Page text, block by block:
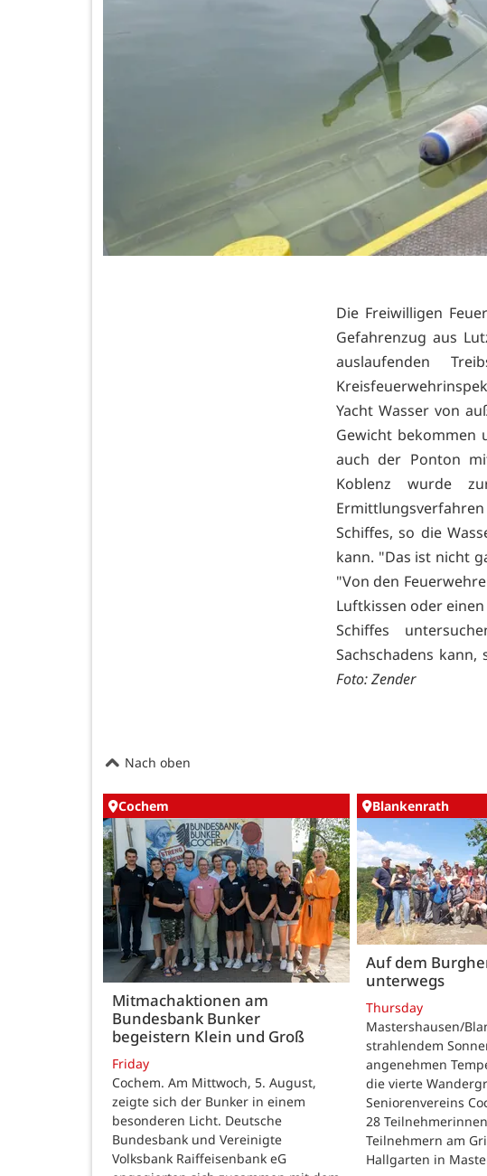
Die Freiwilligen
Gefahrenzug aus
auslaufenden
Yacht Wasser von
Gewicht bekommen
auch der Ponton
Koblenz wurde
Schiffes, so die
kann. "Das ist nicht
"Von den
Luftkissen oder
Schiffes
Sachschadens
Foto: Zender
Nach oben
Cochem
Mitmachaktionen am
Bundesbank Bunker
begeistern Klein und Groß
Friday
Cochem. Am Mittwoch, 5. August,
zeigte sich der Bunker in einem
besonderen Licht. Deutsche
Bundesbank und Vereinigte
Volksbank Raiffeisenbank eG
Blankenrath
Auf dem
unterwegs
Thursday
Mastershausen/
strahlendem
angenehmen
die vierte
Seniorenvereins
28
Teilnehmern am
Hallgarten in